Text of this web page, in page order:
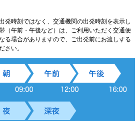
発時刻ではなく、交通機関の出発時刻を表示し
（午前・午後など）は、ご利用いただく交通便
る場合がありますので、ご出発前にお渡しする
さい。